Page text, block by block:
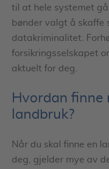
til at hele systemet
bønder valgt å skaffe
datakriminalitet.
forsikringsselskapet
aktuelt for deg.
Hvordan
landbruk?
Når du skal finne en
deg, gjelder mye av